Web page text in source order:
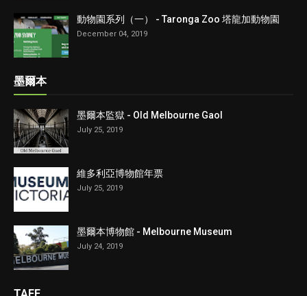
動物園系列（一） - Taronga Zoo 塔龍加動物園
December 04, 2019
墨爾本
墨爾本監獄 - Old Melbourne Gaol
July 25, 2019
維多利亞博物館年票
July 25, 2019
墨爾本博物館 - Melbourne Museum
July 24, 2019
TAFE